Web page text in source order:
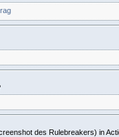
des Rulebreakers) in